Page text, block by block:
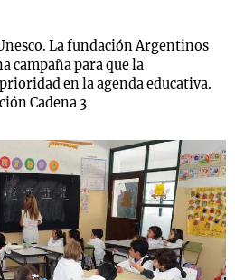
La fundación Argentinos
campaña para que la
en la agenda educativa.
Cadena 3